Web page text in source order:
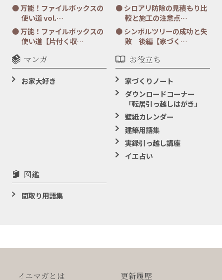
万能！ファイルボックスの
使い道 vol.…
万能！ファイルボックスの
使い道【片付く収…
シロアリ防除の見積もり比
較と施工の注意点…
シンボルツリーの成功と失
敗 後編【家づく…
マンガ
お家大好き
お役立ち
家づくりノート
ダウンロードコーナー
「転居引っ越しはがき」
壁紙カレンダー
建築用語集
実録引っ越し講座
イエ占い
図鑑
間取り用語集
イエマガとは 更新履歴